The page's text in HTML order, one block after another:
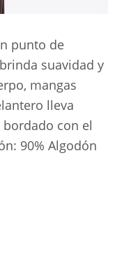
punto de
suavidad y
mangas
lleva
con el
90% Algodón